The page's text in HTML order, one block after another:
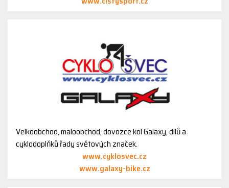
Velkoobchod, maloobchod, dovozce kol Galaxy, dílů a
cyklodoplňků řady světových značek.
www.cyklosvec.cz
www.galaxy-bike.cz